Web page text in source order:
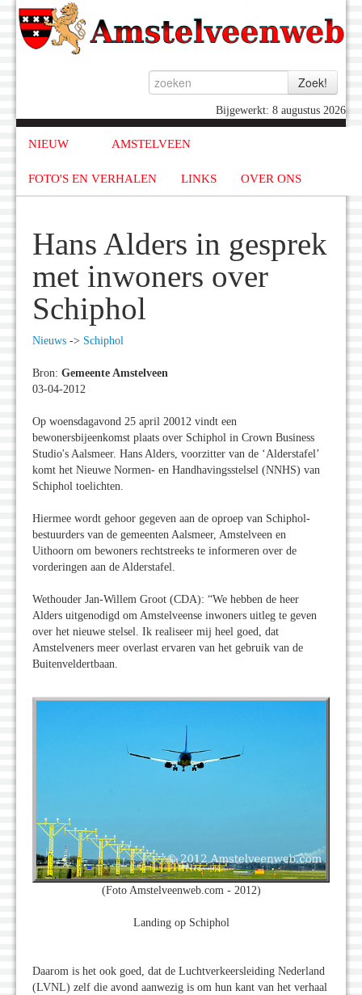
Bijgewerkt: 8 augustus 2026
NIEUW AMSTELVEEN
FOTO'S EN VERHALEN LINKS OVER ONS
Hans Alders in gesprek
met inwoners over
Schiphol
Nieuws -> Schiphol
Bron: Gemeente Amstelveen
03-04-2012
Op woensdagavond 25 april 20012 vindt een
bewonersbijeenkomst plaats over Schiphol in Crown Business
Studio's Aalsmeer. Hans Alders, voorzitter van de ‘Alderstafel’
komt het Nieuwe Normen- en Handhavingsstelsel (NNHS) van
Schiphol toelichten.
Hiermee wordt gehoor gegeven aan de oproep van Schiphol-
bestuurders van de gemeenten Aalsmeer, Amstelveen en
Uithoorn om bewoners rechtstreeks te informeren over de
vorderingen aan de Alderstafel.
Wethouder Jan-Willem Groot (CDA): “We hebben de heer
Alders uitgenodigd om Amstelveense inwoners uitleg te geven
over het nieuwe stelsel. Ik realiseer mij heel goed, dat
Amstelveners meer overlast ervaren van het gebruik van de
Buitenveldertbaan.
(Foto Amstelveenweb.com - 2012)
Landing op Schiphol
Daarom is het ook goed, dat de Luchtverkeersleiding Nederland
(LVNL) zelf die avond aanwezig is om hun kant van het verhaal